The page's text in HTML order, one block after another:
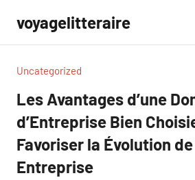
contenu
voyagelitteraire
Uncategorized
Les Avantages d’une
d’Entreprise Bien
Favoriser la Évolution
Entreprise